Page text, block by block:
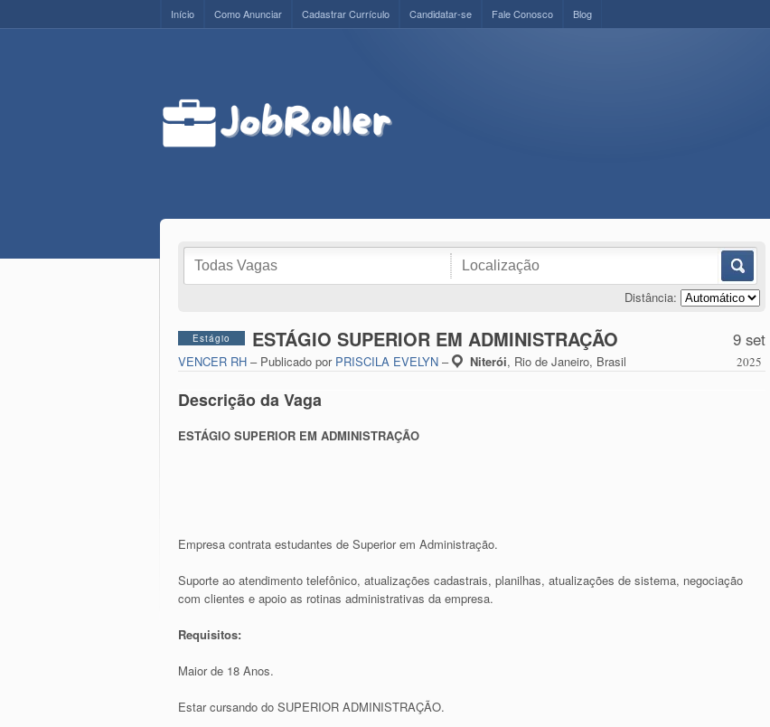
Início Como Anunciar Cadastrar Currículo Candidatar-se Fale Conosco Blog
Distância:
9 set
2025
Estágio ESTÁGIO SUPERIOR EM ADMINISTRAÇÃO
VENCER RH – Publicado por PRISCILA EVELYN – Niterói, Rio de Janeiro, Brasil
Descrição da Vaga
ESTÁGIO SUPERIOR EM ADMINISTRAÇÃO
Empresa contrata estudantes de Superior em Administração.
Suporte ao atendimento telefônico, atualizações cadastrais, planilhas, atualizações de sistema, negociação
com clientes e apoio as rotinas administrativas da empresa.
Requisitos:
Maior de 18 Anos.
Estar cursando do SUPERIOR ADMINISTRAÇÃO.